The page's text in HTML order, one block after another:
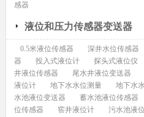
感器
液位和压力传感器变送器
0.5米液位传感器 深井水位传感器
器
投入式液位计 探头式液位仪
井液位传感器
尾水井液位变送器
液位计
地下水水位测量 地下水
水池液位变送器
蓄水池液位传感器
位传感器
窖井液位计 污水池液